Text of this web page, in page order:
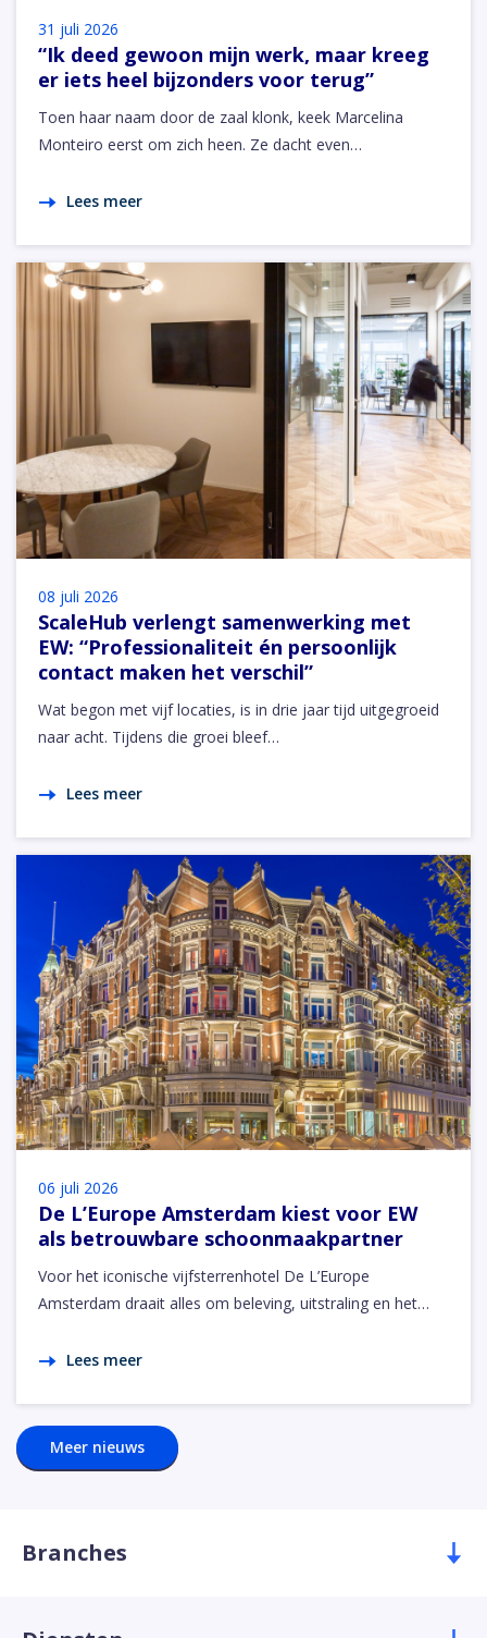
31 juli 2026
“Ik deed gewoon mijn werk, maar kreeg
er iets heel bijzonders voor terug”
Toen haar naam door de zaal klonk, keek Marcelina
Monteiro eerst om zich heen. Ze dacht even…
Lees meer
08 juli 2026
ScaleHub verlengt samenwerking met
EW: “Professionaliteit én persoonlijk
contact maken het verschil”
Wat begon met vijf locaties, is in drie jaar tijd uitgegroeid
naar acht. Tijdens die groei bleef…
Lees meer
06 juli 2026
De L’Europe Amsterdam kiest voor EW
als betrouwbare schoonmaakpartner
Voor het iconische vijfsterrenhotel De L’Europe
Amsterdam draait alles om beleving, uitstraling en het…
Lees meer
Meer nieuws
Branches